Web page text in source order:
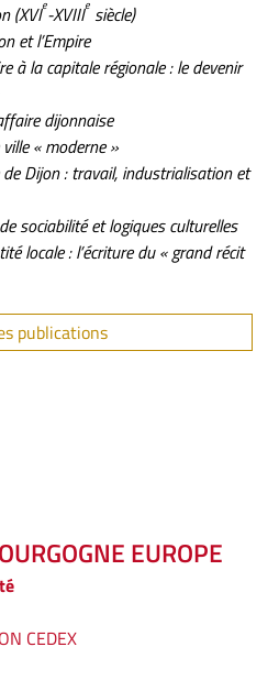
(XVIe-XVIIIe siècle)
et l’Empire
à la capitale régionale : le devenir
dijonnaise
« moderne »
Dijon : travail, industrialisation et
sociabilité et logiques culturelles
locale : l’écriture du « grand récit
publications
EUROPE
CEDEX